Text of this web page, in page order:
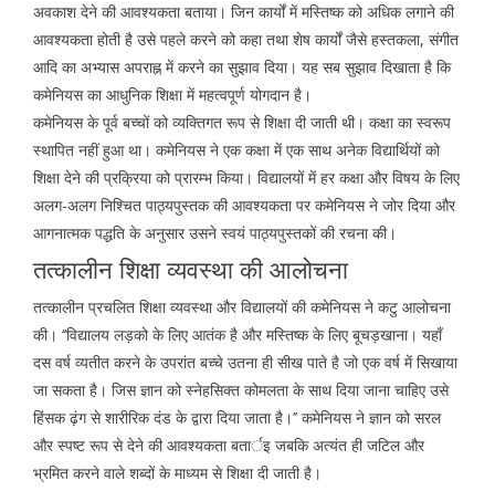
अवकाश देने की आवश्यकता बताया। जिन कार्यों में मस्तिष्क को अधिक लगाने की
आवश्यकता होती है उसे पहले करने को कहा तथा शेष कार्यों जैसे हस्तकला, संगीत
आदि का अभ्यास अपराह्न में करने का सुझाव दिया। यह सब सुझाव दिखाता है कि
कमेनियस का आधुनिक शिक्षा में महत्वपूर्ण योगदान है।
कमेनियस के पूर्व बच्चों को व्यक्तिगत रूप से शिक्षा दी जाती थी। कक्षा का स्वरूप
स्थापित नहीं हुआ था। कमेनियस ने एक कक्षा में एक साथ अनेक विद्यार्थियों को
शिक्षा देने की प्रक्रिया को प्रारम्भ किया। विद्यालयों में हर कक्षा और विषय के लिए
अलग-अलग निश्चित पाठ्यपुस्तक की आवश्यकता पर कमेनियस ने जोर दिया और
आगनात्मक पद्धति के अनुसार उसने स्वयं पाठ्यपुस्तकों की रचना की।
तत्कालीन शिक्षा व्यवस्था की आलोचना
तत्कालीन प्रचलित शिक्षा व्यवस्था और विद्यालयों की कमेनियस ने कटु आलोचना
की। ‘‘विद्यालय लड़को के लिए आतंक है और मस्तिष्क के लिए बूचड़खाना। यहाँ
दस वर्ष व्यतीत करने के उपरांत बच्चे उतना ही सीख पाते है जो एक वर्ष में सिखाया
जा सकता है। जिस ज्ञान को स्नेहसिक्त कोमलता के साथ दिया जाना चाहिए उसे
हिंसक ढ़ंग से शारीरिक दंड के द्वारा दिया जाता है।’’ कमेनियस ने ज्ञान को सरल
और स्पष्ट रूप से देने की आवश्यकता बतार्इ जबकि अत्यंत ही जटिल और
भ्रमित करने वाले शब्दों के माध्यम से शिक्षा दी जाती है।